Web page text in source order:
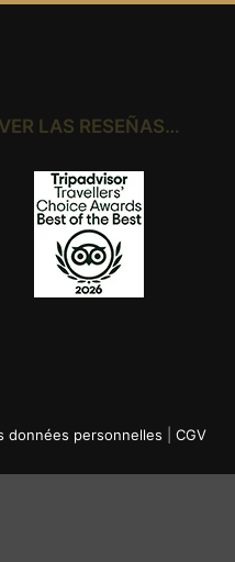
VER LAS RESEÑAS…
données personnelles CGV